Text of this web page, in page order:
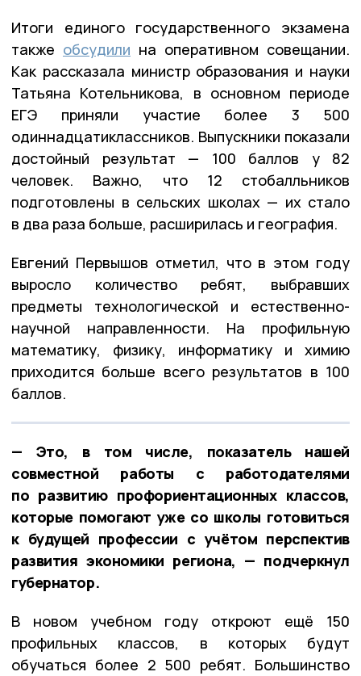
Итоги единого государственного экзамена
также обсудили на оперативном совещании.
Как рассказала министр образования и науки
Татьяна Котельникова, в основном периоде
ЕГЭ приняли участие более 3 500
одиннадцатиклассников. Выпускники показали
достойный результат — 100 баллов у 82
человек. Важно, что 12 стобалльников
подготовлены в сельских школах — их стало
в два раза больше, расширилась и география.
Евгений Первышов отметил, что в этом году
выросло количество ребят, выбравших
предметы технологической и естественно-
научной направленности. На профильную
математику, физику, информатику и химию
приходится больше всего результатов в 100
баллов.
— Это, в том числе, показатель нашей
совместной работы с работодателями
по развитию профориентационных классов,
которые помогают уже со школы готовиться
к будущей профессии с учётом перспектив
развития экономики региона, — подчеркнул
губернатор.
В новом учебном году откроют ещё 150
профильных классов, в которых будут
обучаться более 2 500 ребят. Большинство